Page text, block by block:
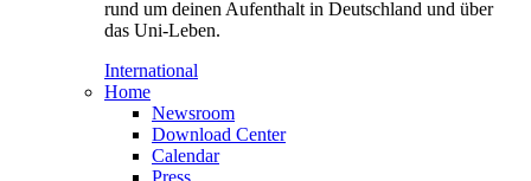
rund um deinen Aufenthalt in Deutschland und über
das Uni-Leben.
International
Home
Newsroom
Download Center
Calendar